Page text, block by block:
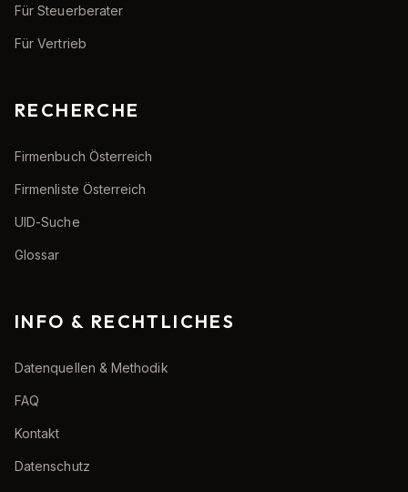
Für Steuerberater
Für Vertrieb
RECHERCHE
Firmenbuch Österreich
Firmenliste Österreich
UID-Suche
Glossar
INFO & RECHTLICHES
Datenquellen & Methodik
FAQ
Kontakt
Datenschutz